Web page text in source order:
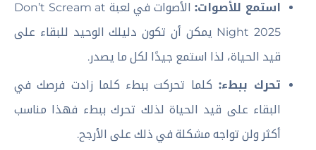
استمع للأصوات:
الأصوات في لعبة Don’t Scream at
Night 2025 يمكن أن تكون دليلك الوحيد للبقاء على
قيد الحياة، لذا استمع جيدًا لكل ما يصدر.
تحرك ببطء: كلما تحركت ببطء كلما زادت فرصك في
البقاء على قيد الحياة لذلك تحرك ببطء فهذا مناسب
أكثر ولن تواجه مشكلة في ذلك على الأرجح.